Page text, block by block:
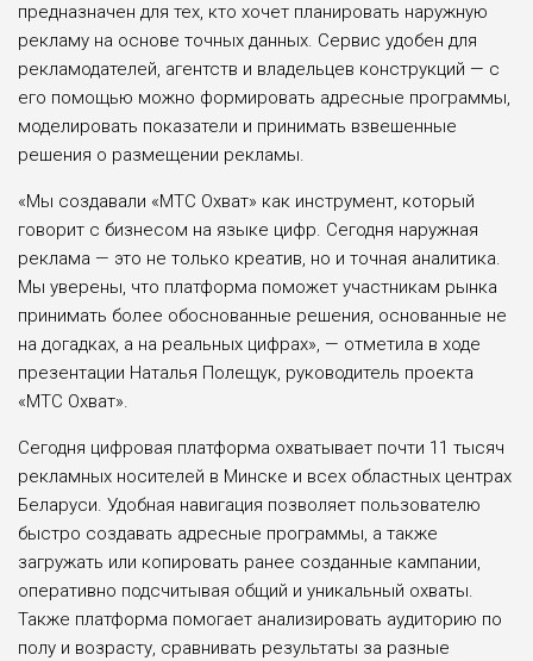
предназначен для тех, кто хочет планировать наружную
рекламу на основе точных данных. Сервис удобен для
рекламодателей, агентств и владельцев конструкций — с
его помощью можно формировать адресные программы,
моделировать показатели и принимать взвешенные
решения о размещении рекламы.
«Мы создавали «МТС Охват» как инструмент, который
говорит с бизнесом на языке цифр. Сегодня наружная
реклама — это не только креатив, но и точная аналитика.
Мы уверены, что платформа поможет участникам рынка
принимать более обоснованные решения, основанные не
на догадках, а на реальных цифрах», — отметила в ходе
презентации Наталья Полещук, руководитель проекта
«МТС Охват».
Сегодня цифровая платформа охватывает почти 11 тысяч
рекламных носителей в Минске и всех областных центрах
Беларуси. Удобная навигация позволяет пользователю
быстро создавать адресные программы, а также
загружать или копировать ранее созданные кампании,
оперативно подсчитывая общий и уникальный охваты.
Также платформа помогает анализировать аудиторию по
полу и возрасту, сравнивать результаты за разные